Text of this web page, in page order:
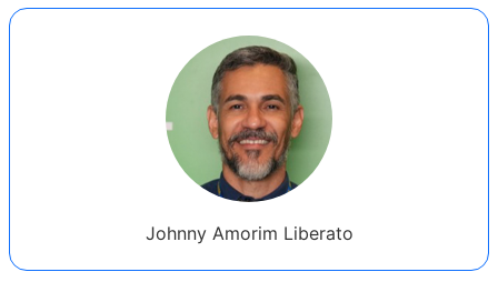
Johnny Amorim Liberato